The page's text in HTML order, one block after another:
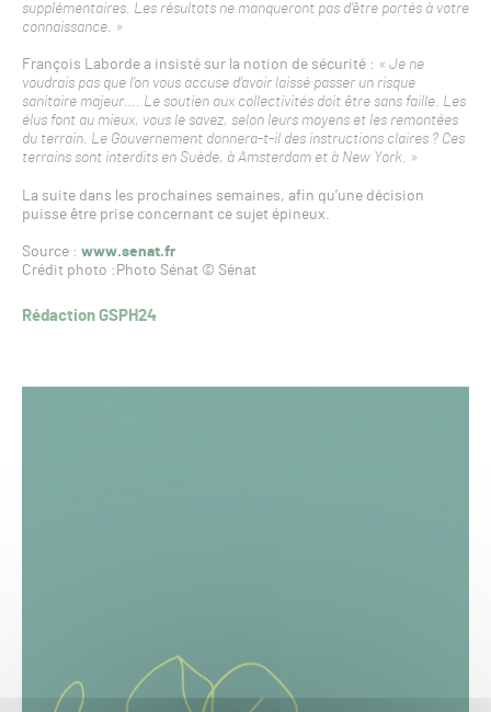
supplémentaires. Les résultats ne manqueront pas d’être portés à votre
connaissance. »
François Laborde a insisté sur la notion de sécurité : « Je ne
voudrais pas que l’on vous accuse d’avoir laissé passer un risque
sanitaire majeur…. Le soutien aux collectivités doit être sans faille. Les
élus font au mieux, vous le savez, selon leurs moyens et les remontées
du terrain. Le Gouvernement donnera-t-il des instructions claires ? Ces
terrains sont interdits en Suède, à Amsterdam et à New York. »
La suite dans les prochaines semaines, afin qu’une décision
puisse être prise concernant ce sujet épineux.
Source : www.senat.fr
Crédit photo : Photo Sénat © Sénat
Rédaction GSPH24